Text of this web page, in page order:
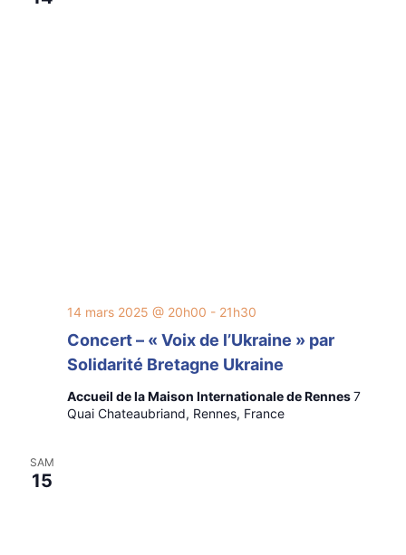
Concert – « Voix de l’Ukraine » par
Solidarité Bretagne Ukraine
14 mars 2025 @ 20h00 - 21h30
Accueil de la Maison Internationale de Rennes7
Quai Chateaubriand, Rennes, France
SAM
15